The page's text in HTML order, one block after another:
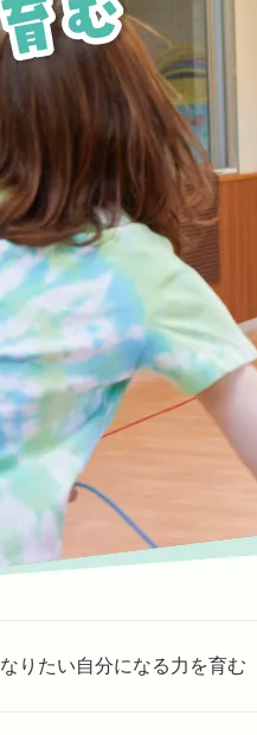
なりたい自分になる力を育む